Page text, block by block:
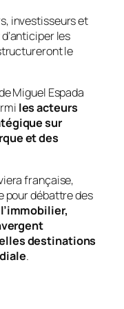
investisseurs et
les
le
Miguel Espada
les acteurs
sur
et des
française,
pour débattre des
l’immobilier,
destinations
.